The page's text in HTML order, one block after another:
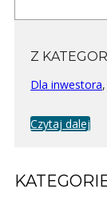
Z
Dla inwestora,
Czytaj dalej